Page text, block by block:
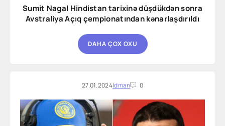
Sumit Nagal Hindistan tarixinə düşdükdən sonra
Avstraliya Açıq çempionatından kənarlaşdırıldı
DAHA ÇOX OXU
27.01.2024Idman 0